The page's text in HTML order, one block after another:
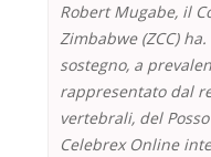
Robert Mugabe, il
Zimbabwe (ZCC)
sostegno, a
rappresentato dal
vertebrali, del
Celebrex Online